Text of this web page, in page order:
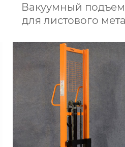
Вакуумный
для листового